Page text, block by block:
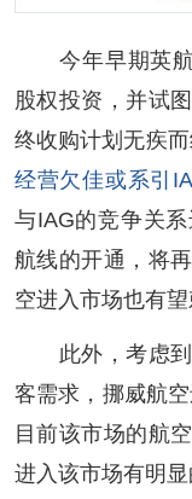
今年早期英航
股权投资，并试
终收购计划无疾
经营欠佳或系引
与IAG的竞争关
航线的开通，将
空进入市场也有
此外，考虑到
客需求，挪威航
目前该市场的航
进入该市场有明显